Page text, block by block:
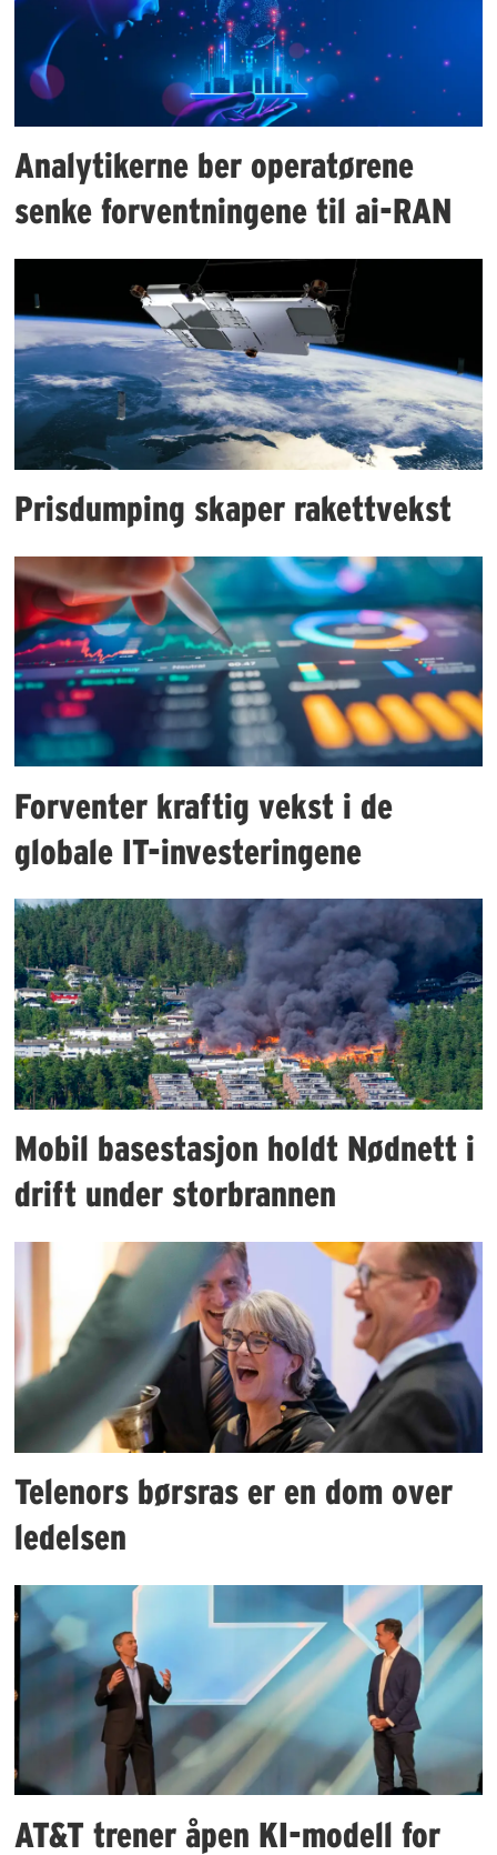
Analytikerne ber operatørene
senke forventningene til ai-RAN
Prisdumping skaper rakettvekst
Forventer kraftig vekst i de
globale IT-investeringene
Mobil basestasjon holdt Nødnett i
drift under storbrannen
Telenors børsras er en dom over
ledelsen
AT&T trener åpen KI-modell for